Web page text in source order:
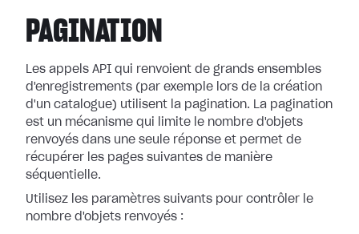
PAGINATION
Les appels API qui renvoient de grands ensembles
d'enregistrements (par exemple lors de la création
d'un catalogue) utilisent la pagination. La pagination
est un mécanisme qui limite le nombre d'objets
renvoyés dans une seule réponse et permet de
récupérer les pages suivantes de manière
séquentielle.
Utilisez les paramètres suivants pour contrôler le
nombre d'objets renvoyés :